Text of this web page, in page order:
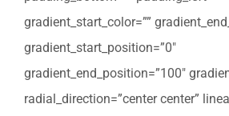
gradient_start_color=””
gradient_start_position=”0″
gradient_end_position=”100″
radial_direction=”center center”